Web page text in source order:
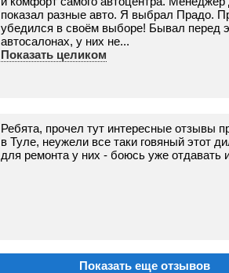
показал разные авто. Я выбрал Прадо.
убедился в своём выборе! Бывал перед
автосалонах, у них не...
Показать целиком
Ребята, прочел тут интересные отзывы
в Туле, неужели все таки говяный этот
для ремонта у них - боюсь уже отдавать